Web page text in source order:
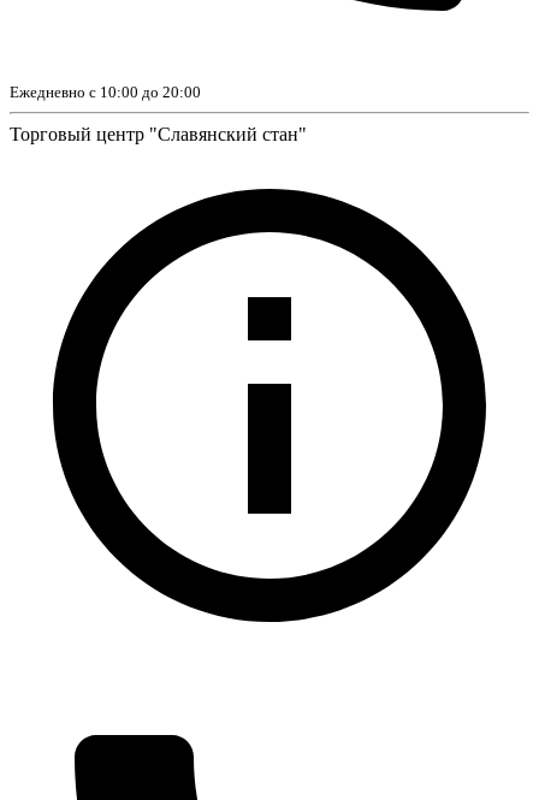
Ежедневно с 10:00 до 20:00
Торговый центр "Славянский стан"